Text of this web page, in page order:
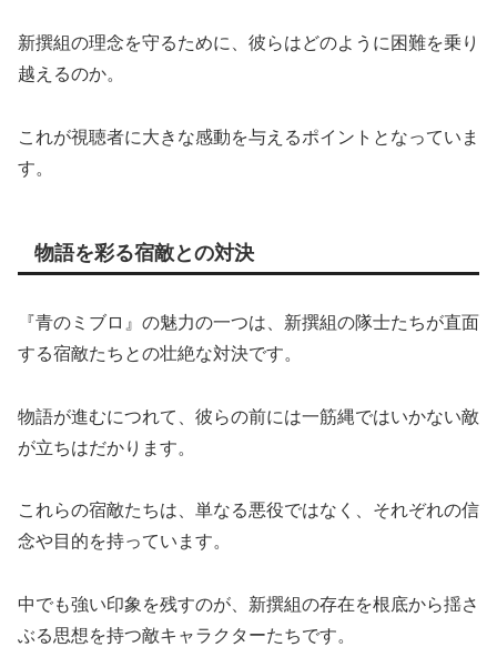
新撰組の理念を守るために、彼らはどのように困難を乗り
越えるのか。
これが視聴者に大きな感動を与えるポイントとなっていま
す。
物語を彩る宿敵との対決
『青のミブロ』の魅力の一つは、新撰組の隊士たちが直面
する宿敵たちとの壮絶な対決です。
物語が進むにつれて、彼らの前には一筋縄ではいかない敵
が立ちはだかります。
これらの宿敵たちは、単なる悪役ではなく、それぞれの信
念や目的を持っています。
中でも強い印象を残すのが、新撰組の存在を根底から揺さ
ぶる思想を持つ敵キャラクターたちです。